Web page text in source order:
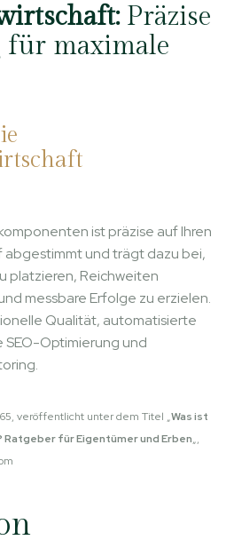
Präzise
maximale
ist präzise auf Ihren
abgestimmt und trägt dazu bei,
platzieren, Reichweiten
messbare Erfolge zu erzielen.
Qualität, automatisierte
SEO-Optimierung und
veröffentlicht unter dem Titel „Was ist
Ratgeber für Eigentümer und Erben„,